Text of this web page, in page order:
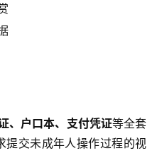
、户口本、支付凭证等全套
交未成年人操作过程的视